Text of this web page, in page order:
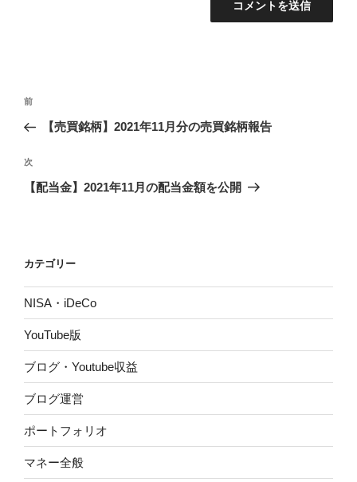
投
ナ
ビ
ゲ
ン
前
の
稿
前
【売買銘柄】2021年11月分の売買銘柄報告
次
の
次
【配当金】2021年11月の配当金額を公開
カテゴリー
NISA・iDeCo
YouTube版
ブログ・Youtube収益
ブログ運営
ポートフォリオ
マネー全般